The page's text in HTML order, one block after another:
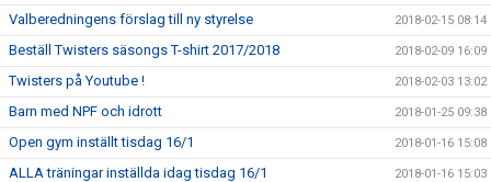
Valberedningens förslag till ny styrelse 2018-02-15 08:14
Beställ Twisters säsongs T-shirt 2017/2018 2018-02-09 16:09
Twisters på Youtube ! 2018-02-03 13:02
Barn med NPF och idrott 2018-01-25 09:38
Open gym inställt tisdag 16/1 2018-01-16 15:08
ALLA träningar inställda idag tisdag 16/1 2018-01-16 15:03